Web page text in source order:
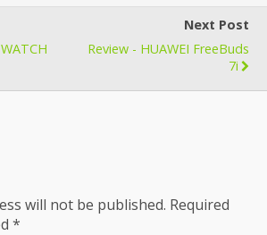
Next Post
Review - HUAWEI FreeBuds
7i
will not be published. Required
*